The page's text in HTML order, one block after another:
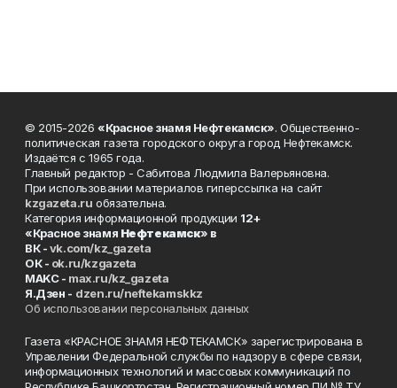
© 2015-2026 «Красное знамя Нефтекамск». Общественно-
политическая газета городского округа город Нефтекамск.
Издаётся с 1965 года.
Главный редактор - Сабитова Людмила Валерьяновна.
При использовании материалов гиперссылка на сайт
kzgazeta.ru обязательна.
Категория информационной продукции 12+
«Красное знамя Нефтекамск» в
ВК -vk.com/kz_gazeta
ОК - ok.ru/kzgazeta
MAKC - max.ru/kz_gazeta
Я.Дзен - dzen.ru/neftekamskkz
Об использовании персональных данных
Газета «КРАСНОЕ ЗНАМЯ НЕФТЕКАМСК» зарегистрирована в
Управлении Федеральной службы по надзору в сфере связи,
информационных технологий и массовых коммуникаций по